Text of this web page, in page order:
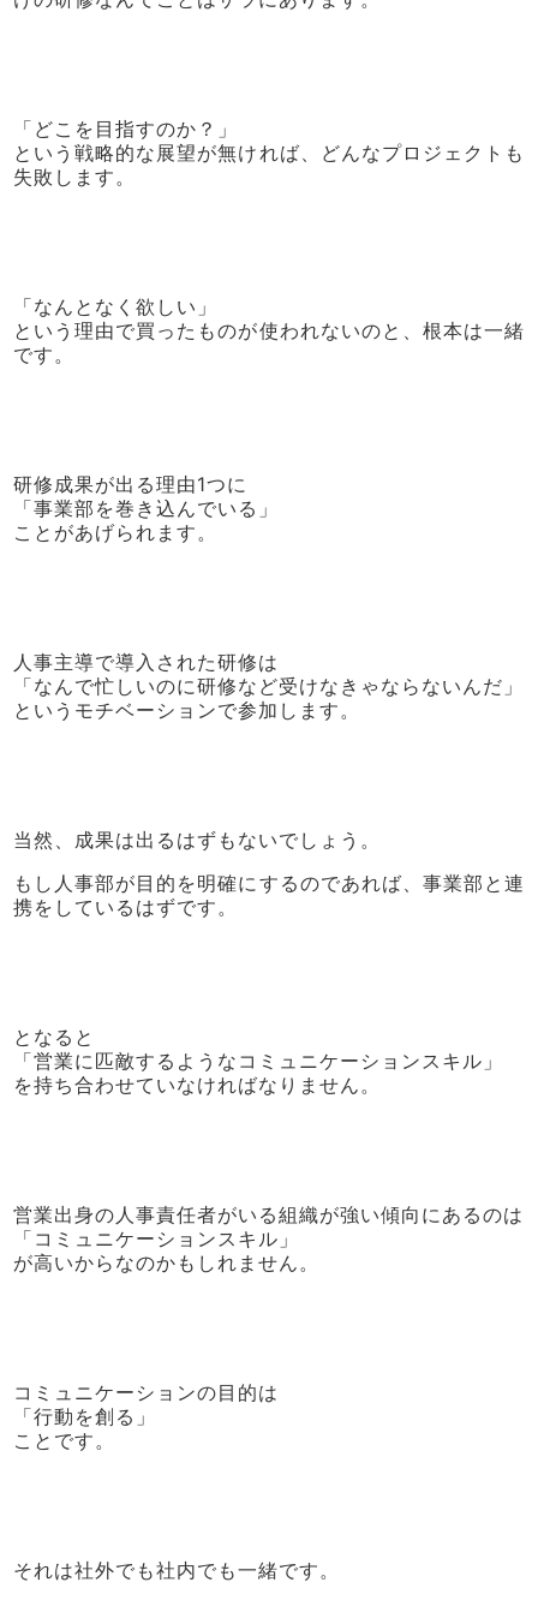
「どこを目指すのか？」
という戦略的な展望が無ければ、どんなプロジェクトも
失敗します。
「なんとなく欲しい」
という理由で買ったものが使われないのと、根本は一緒
です。
研修成果が出る理由1つに
「事業部を巻き込んでいる」
ことがあげられます。
人事主導で導入された研修は
「なんで忙しいのに研修など受けなきゃならないんだ」
というモチベーションで参加します。
当然、成果は出るはずもないでしょう。
もし人事部が目的を明確にするのであれば、事業部と連
携をしているはずです。
となると
「営業に匹敵するようなコミュニケーションスキル」
を持ち合わせていなければなりません。
営業出身の人事責任者がいる組織が強い傾向にあるのは
「コミュニケーションスキル」
が高いからなのかもしれません。
コミュニケーションの目的は
「行動を創る」
ことです。
それは社外でも社内でも一緒です。